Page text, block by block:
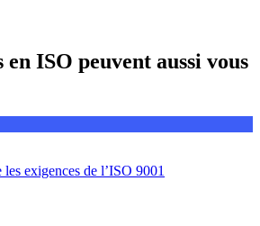
ISO peuvent aussi vous
exigences de l’ISO 9001